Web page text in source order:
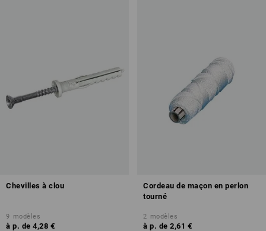
Chevilles à clou
9 modèles
à p. de 4,28 €
Cordeau de maçon en perlon
tourné
2 modèles
à p. de 2,61 €